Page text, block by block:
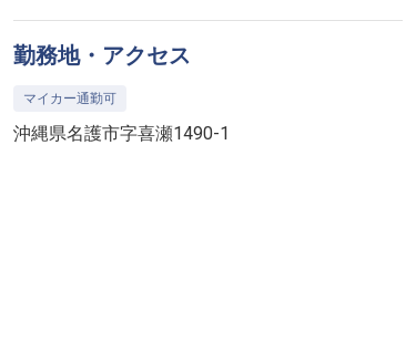
勤務地・アクセス
マイカー通勤可
沖縄県名護市字喜瀬1490-1